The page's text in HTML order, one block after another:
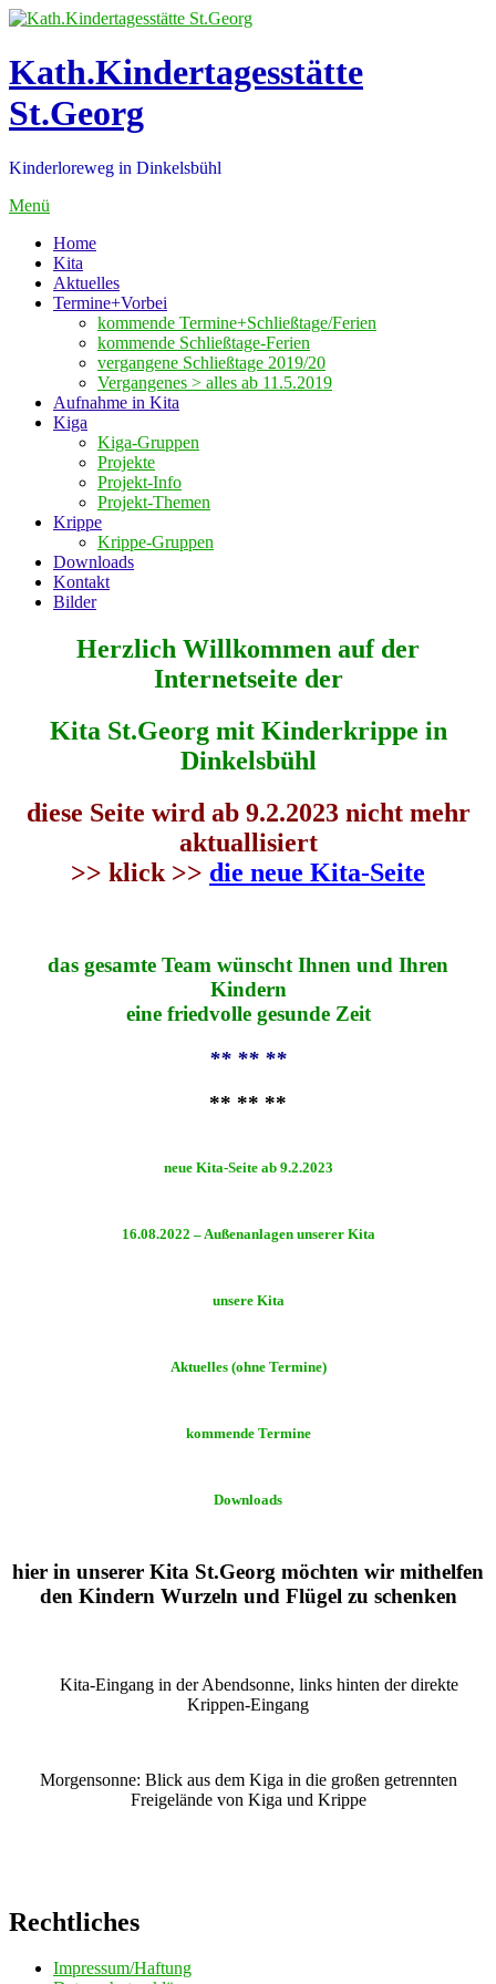
Zum
springen
Kath.Kindertagesstätte
St.Georg
Kinderloreweg in Dinkelsbühl
Menü
Home
Kita
Aktuelles
Termine+Vorbei
kommende Termine+Schließtage/Ferien
kommende Schließtage-Ferien
vergangene Schließtage 2019/20
Vergangenes > alles ab 11.5.2019
Aufnahme in Kita
Kiga
Kiga-Gruppen
Projekte
Projekt-Info
Projekt-Themen
Krippe
Krippe-Gruppen
Downloads
Kontakt
Bilder
Herzlich Willkommen auf der
Internetseite der
Kita St.Georg mit Kinderkrippe in
Dinkelsbühl
diese Seite wird ab 9.2.2023 nicht mehr
aktuallisiert
>> klick >> die neue Kita-Seite
das gesamte Team wünscht Ihnen und Ihren
Kindern
eine friedvolle gesunde Zeit
** ** **
** ** **
neue Kita-Seite ab 9.2.2023
16.08.2022 – Außenanlagen unserer Kita
unsere Kita
Aktuelles (ohne Termine)
kommende Termine
Downloads
hier in unserer Kita St.Georg möchten wir mithelfen
den Kindern Wurzeln und Flügel zu schenken
Kita-Eingang in der Abendsonne, links hinten der direkte
Krippen-Eingang
Morgensonne: Blick aus dem Kiga in die großen getrennten
Freigelände von Kiga und Krippe
Rechtliches
Impressum/Haftung